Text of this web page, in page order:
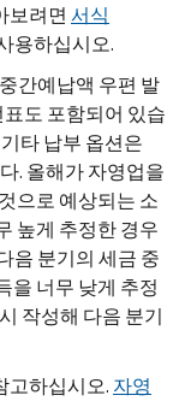
보려면 서식
용하십시오.
간예납액 우편 발
도 포함되어 있습
타 납부 옵션은
. 올해가 자영업을
으로 예상되는 소
높게 추정한 경우
음 분기의 세금 중
을 너무 낮게 추정
작성해 다음 분기
고하십시오. 자영